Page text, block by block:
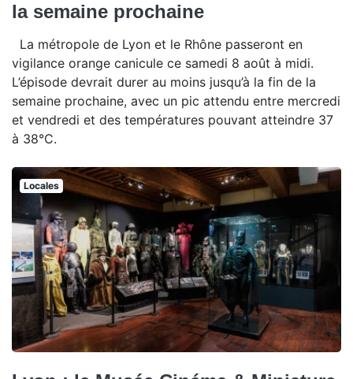
la semaine prochaine
La métropole de Lyon et le Rhône passeront en
vigilance orange canicule ce samedi 8 août à midi.
L’épisode devrait durer au moins jusqu’à la fin de la
semaine prochaine, avec un pic attendu entre mercredi
et vendredi et des températures pouvant atteindre 37
à 38°C.
Locales